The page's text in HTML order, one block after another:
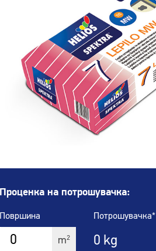
Проценка на потрошувачка:
Површина
m2
Потрошувачка*
0 kg